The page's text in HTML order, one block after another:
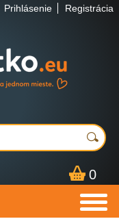
Prihlásenie Registrácia
0